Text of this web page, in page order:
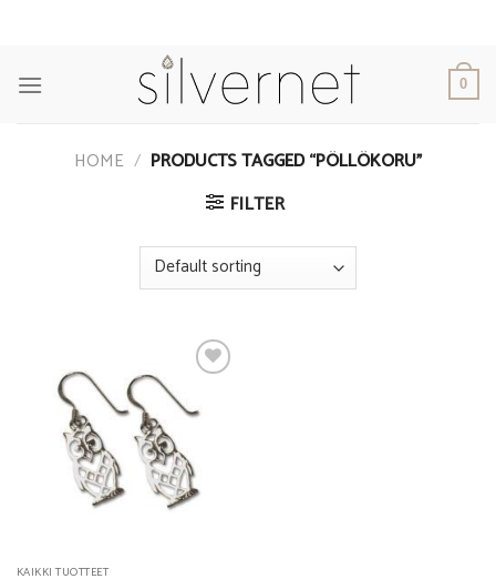
0
HOME / PRODUCTS TAGGED “PÖLLÖKORU”
FILTER
KAIKKI TUOTTEET